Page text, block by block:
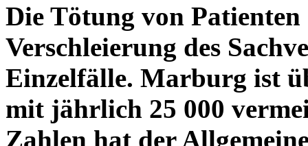
Die Tötung von
Verschleierung des
Einzelfälle. Marburg ist
mit jährlich 25 000
Zahlen hat der